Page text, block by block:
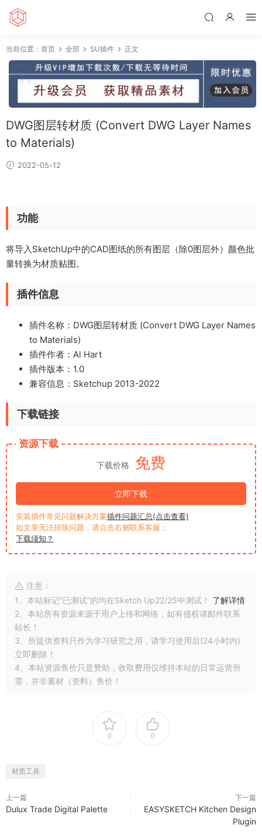
当前位置： 首页 全部 SU插件 正文
DWG图层转材质 (Convert DWG Layer Names
to Materials)
2022-05-12
功能
将导入SketchUp中的CAD图纸的所有图层（除0图层外）颜色批
量转换为材质贴图。
插件信息
插件名称：DWG图层转材质 (Convert DWG Layer Names
to Materials)
插件作者：Al Hart
插件版本：1.0
兼容信息：Sketchup 2013-2022
下载链接
资源下载
下载价格 免费
立即下载
安装插件常见问题解决方案插件问题汇总(点击查看)
如文章无法排除问题，请点击右侧联系客服；
下载须知？
注意：
1、本站标记“已测试”的均在Sketch Up22/25中测试！ 了解详情
2、本站所有资源来源于用户上传和网络，如有侵权请邮件联系
站长！
3、所提供资料只作为学习研究之用，请学习使用后(24小时内)
立即删除！
4、本站资源售价只是赞助，收取费用仅维持本站的日常运营所
需，并非素材（资料）售价！
0 0
材质工具
上一篇
Dulux Trade Digital Palette
下一篇
EASYSKETCH Kitchen Design
Plugin